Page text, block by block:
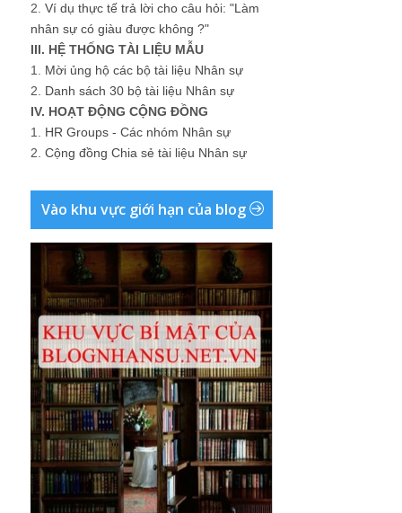
2. Ví dụ thực tế trả lời cho câu hỏi: "Làm
nhân sự có giàu được không ?"
III. HỆ THỐNG TÀI LIỆU MẪU
1. Mời ủng hộ các bộ tài liệu Nhân sự
2. Danh sách 30 bộ tài liệu Nhân sự
IV. HOẠT ĐỘNG CỘNG ĐỒNG
1. HR Groups - Các nhóm Nhân sự
2. Cộng đồng Chia sẻ tài liệu Nhân sự
Vào khu vực giới hạn của blog